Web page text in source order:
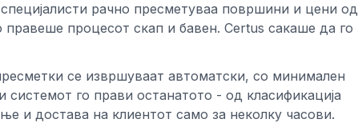
рачно пресметуваа површини и цени од
процесот скап и бавен. Certus сакаше да го
се извршуваат автоматски, со минимален
го прави останатото - од класификација
и достава на клиентот само за неколку часови.